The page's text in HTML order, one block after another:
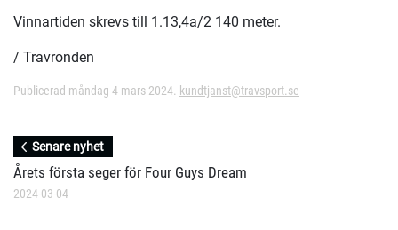
Vinnartiden skrevs till 1.13,4a/2 140 meter.
/ Travronden
Publicerad måndag 4 mars 2024. kundtjanst@travsport.se
Senare nyhet
Årets första seger för Four Guys Dream
2024-03-04